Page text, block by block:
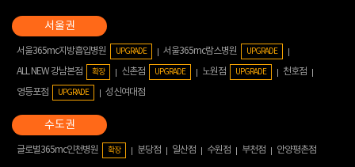
서울365mc지방흡입병원 UPGRADE 서울365mc람스병원 UPGRADE
ALL NEW 강남본점 확장 신촌점 UPGRADE 노원점 UPGRADE
천호점
영등포점
UPGRADE 성신여대점
글로벌365mc인천병원 확장 분당점 일산점 수원점 부천점 안양평촌점